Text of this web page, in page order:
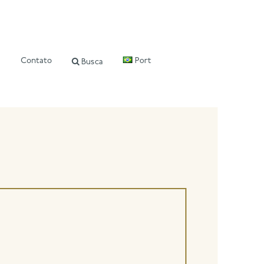
Contato Busca Port